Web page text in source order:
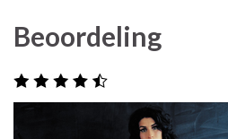
Beoordeling